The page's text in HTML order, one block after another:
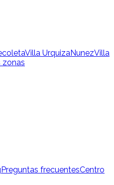
Villa UrquizaNunezVilla
zonas
Preguntas frecuentesCentro